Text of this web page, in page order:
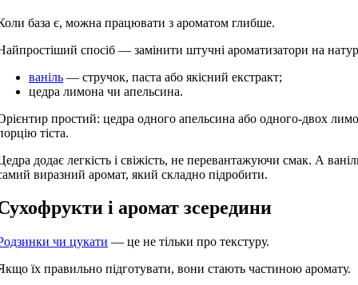
база є, можна працювати з ароматом глибше.
спосіб — замінити штучні ароматизатори на
ваніль — стручок, паста або якісний екстракт;
цедра лимона чи апельсина.
простий: цедра одного апельсина або одного-двох
тіста.
додає легкість і свіжість, не перевантажуючи смак. А
виразний аромат, який складно підробити.
і аромат зсередини
чи цукати — це не тільки про текстуру.
їх правильно підготувати, вони стають частиною аромату.